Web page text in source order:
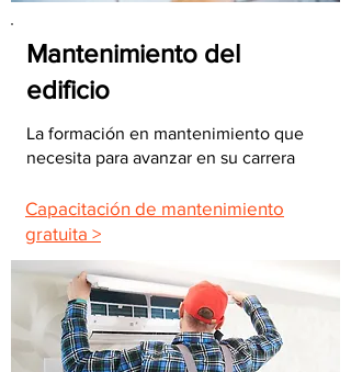
Mantenimiento del
edificio
La formación en mantenimiento que
necesita para avanzar en su carrera
Capacitación de mantenimiento
gratuita >